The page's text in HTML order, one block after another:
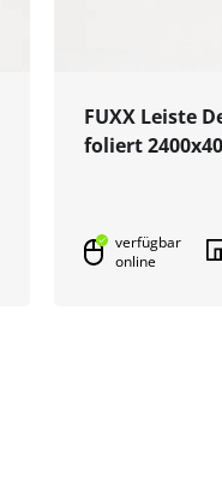
FUXX Leiste
foliert
verfügbar
online